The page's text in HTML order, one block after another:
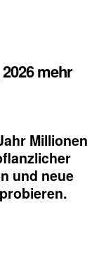
mehr
Millionen
und neue